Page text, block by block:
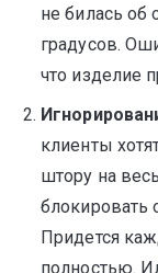
не билась об
градусов.
что изделие
клиенты
штору на
блокировать
Придется
полностью.